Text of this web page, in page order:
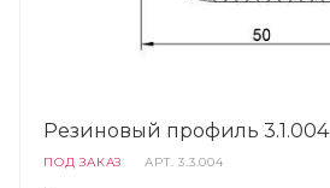
Резиновый профиль 3.1.004
ПОД ЗАКАЗ АРТ.3.3.004